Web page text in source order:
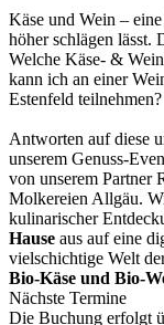
Käse und Wein –
höher schlägen lässt.
Welche Käse- &
kann ich an einer
Estenfeld teilnehmen?
Antworten auf diese
unserem Genuss-
von unserem Partner
Molkereien Allgäu.
kulinarischer
Hause aus auf eine
vielschichtige Welt
Bio-Käse und Bio-
Nächste Termine
Die Buchung erfolgt